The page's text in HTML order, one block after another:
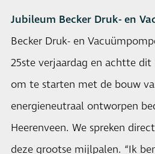
Jubileum Becker Druk- en
Becker Druk- en
25ste verjaardag en achtte
om te starten met de bouw
energieneutraal ontworpen
Heerenveen. We spreken
deze grootse mijlpalen. “Ik